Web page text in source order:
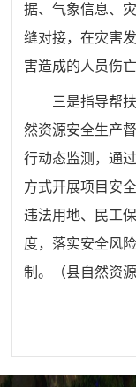
据、气象信息、
缝对接，在灾害
害造成的人员伤
三是指导帮
然资源安全生产
行动态监测，通
方式开展项目安
违法用地、民工
度，落实安全风
制。（县自然资源